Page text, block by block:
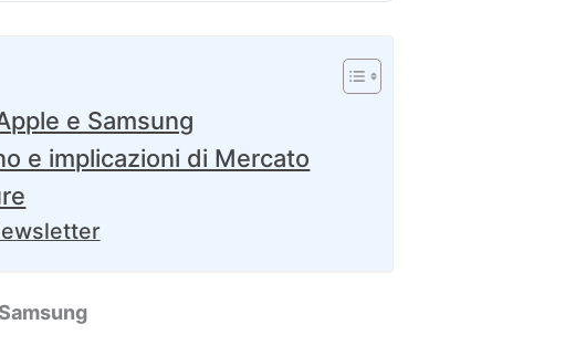
e Samsung
e implicazioni di Mercato